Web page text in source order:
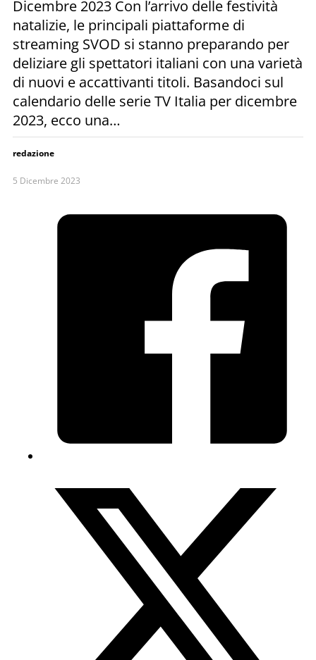
Dicembre 2023 Con l’arrivo delle festività
natalizie, le principali piattaforme di
streaming SVOD si stanno preparando per
deliziare gli spettatori italiani con una varietà
di nuovi e accattivanti titoli. Basandoci sul
calendario delle serie TV Italia per dicembre
2023, ecco una…
redazione
5 Dicembre 2023